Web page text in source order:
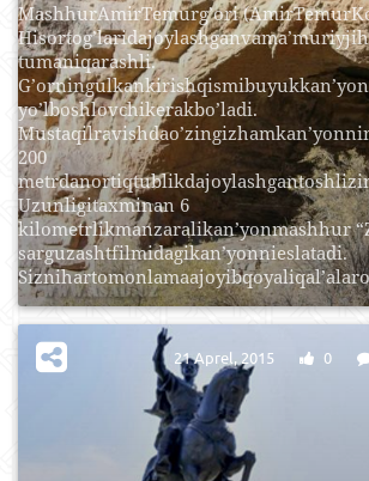
MashhurAmirTemurg’ori
tumaniqarashli.
yo’lboshlovchikerakbo’ladi.
200
Uzunligitaxminan 6
kilometrlikmanzaralikan’yonmashhur
sarguzashtfilmidagikan’yonnieslatadi.
21 Aprel, 2015 0